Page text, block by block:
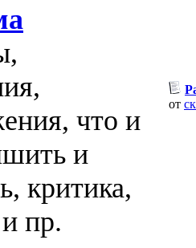
что и
и
критика,
пр.
от